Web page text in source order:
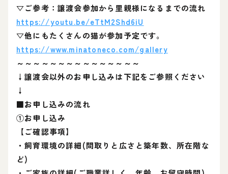
▽ご参考：譲渡会参加から里親様になるまでの流れ
https://youtu.be/eTtM2Shd6iU
▽他にもたくさんの猫が参加予定です。
https://www.minatoneco.com/gallery
～～～～～～～～～～～～～～～
↓譲渡会以外のお申し込みは下記をご参照ください
↓
■お申し込みの流れ
①お申し込み
【ご確認事項】
・飼育環境の詳細(間取りと広さと築年数、所在階な
ど)